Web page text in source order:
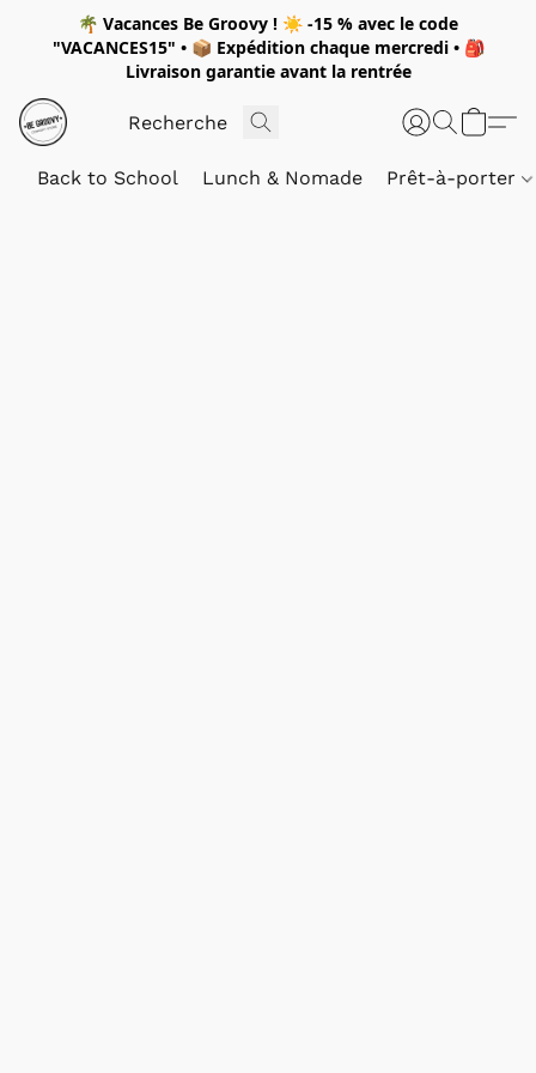
🌴 Vacances Be Groovy ! ☀️ -15 % avec le code
"VACANCES15" • 📦 Expédition chaque mercredi• 🎒
Livraison garantie avant la rentrée
Back to School Lunch & Nomade Prêt-à-porter